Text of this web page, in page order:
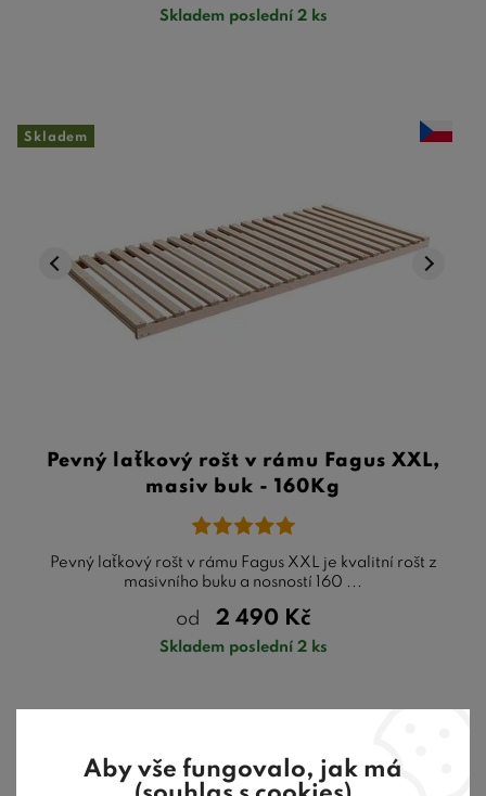
Skladem poslední 2 ks
Skladem
Pevný laťkový rošt v rámu Fagus XXL,
masiv buk - 160Kg
Pevný laťkový rošt v rámu Fagus XXL je kvalitní rošt z
masivního buku a nosností 160 ...
od 2 490 Kč
Skladem poslední 2 ks
SklademAby vše fungovalo, jak má